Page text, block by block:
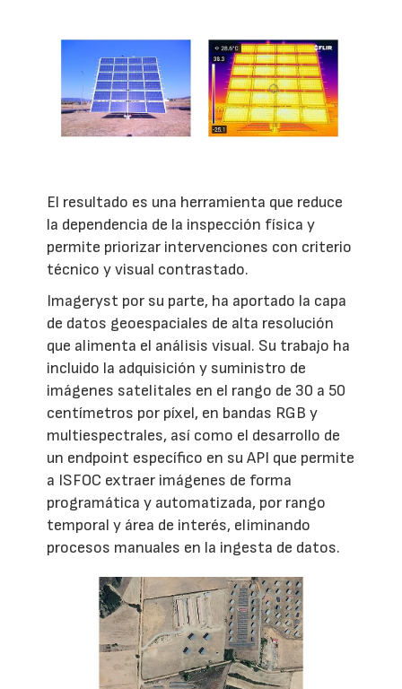
El resultado es una herramienta que reduce
la dependencia de la inspección física y
permite priorizar intervenciones con criterio
técnico y visual contrastado.
Imageryst por su parte, ha aportado la capa
de datos geoespaciales de alta resolución
que alimenta el análisis visual. Su trabajo ha
incluido la adquisición y suministro de
imágenes satelitales en el rango de 30 a 50
centímetros por píxel, en bandas RGB y
multiespectrales, así como el desarrollo de
un endpoint específico en su API que permite
a ISFOC extraer imágenes de forma
programática y automatizada, por rango
temporal y área de interés, eliminando
procesos manuales en la ingesta de datos.